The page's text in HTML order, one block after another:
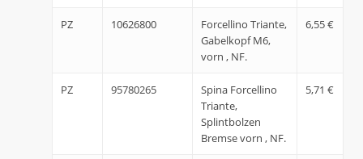
PZ 10626800
Forcellino Triante,
Gabelkopf M6,
vorn , NF.
6,55 €
PZ 95780265
Spina Forcellino
Triante,
Splintbolzen
Bremse vorn , NF.
5,71 €